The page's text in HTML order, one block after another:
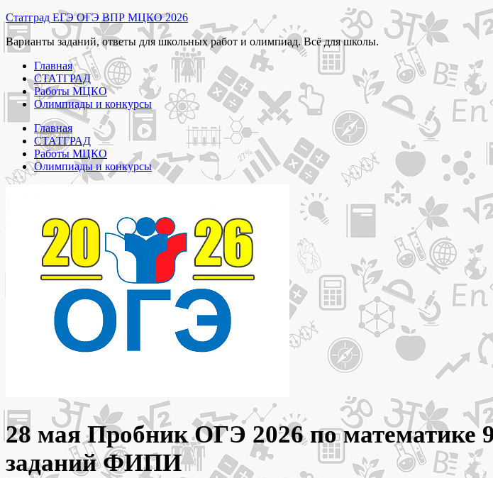
Перейти
к
содержимому
Статград ЕГЭ ОГЭ ВПР МЦКО 2026
Варианты заданий, ответы для школьных работ и олимпиад. Всё для школы.
Главная
СТАТГРАД
Работы МЦКО
Олимпиады и конкурсы
Главная
СТАТГРАД
Работы МЦКО
Олимпиады и конкурсы
28 мая Пробник ОГЭ 2026 по математике
заданий ФИПИ